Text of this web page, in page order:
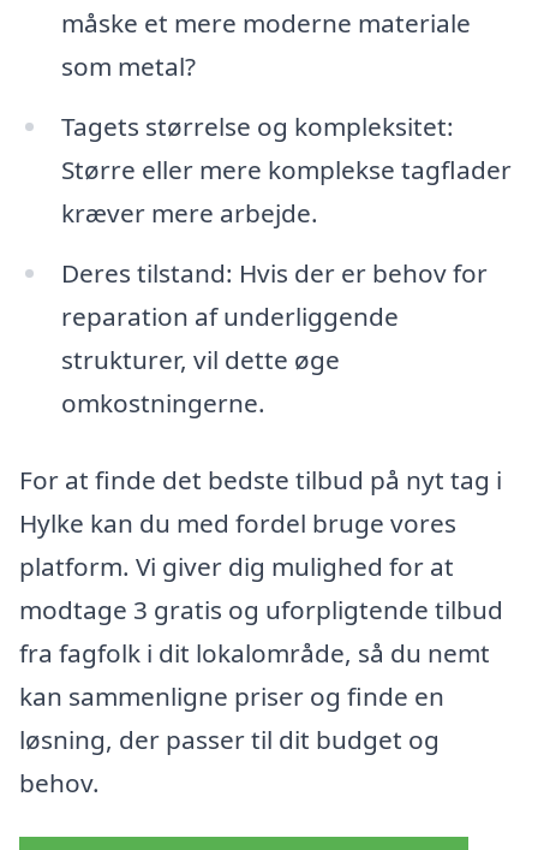
måske et mere moderne materiale
som metal?
Tagets størrelse og kompleksitet:
Større eller mere komplekse tagflader
kræver mere arbejde.
Deres tilstand: Hvis der er behov for
reparation af underliggende
strukturer, vil dette øge
omkostningerne.
For at finde det bedste tilbud på nyt tag i
Hylke kan du med fordel bruge vores
platform. Vi giver dig mulighed for at
modtage 3 gratis og uforpligtende tilbud
fra fagfolk i dit lokalområde, så du nemt
kan sammenligne priser og finde en
løsning, der passer til dit budget og
behov.